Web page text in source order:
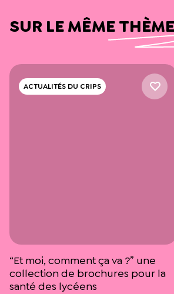
SUR LE MÊME THÈME
ACTUALITÉS DU CRIPS
“Et moi, comment ça va ?” une
collection de brochures pour la
santé des lycéens